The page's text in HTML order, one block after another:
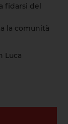
fidarsi del
la comunità
Luca